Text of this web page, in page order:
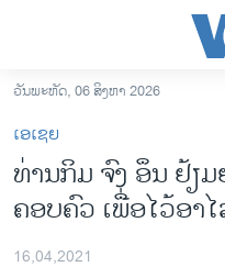
ເຂົ້າ
ຫາ
ຂ້າມ
ຂ້າມ
ຂ້າມ
ຫາ
ລາວ
ອາເມຣິກາ
ການເລືອກຕັ້ງ ປະທານາທີບໍດີ ສ
ວັນພະຫັດ, 06 ສິງຫາ 2026
ເອເຊຍ
ທ່ານກິມ ຈົງ ອຶນ ຢ້ຽ
ຄອບຄົວ ເພື່ອໄວ້ອາ
16,04,2021